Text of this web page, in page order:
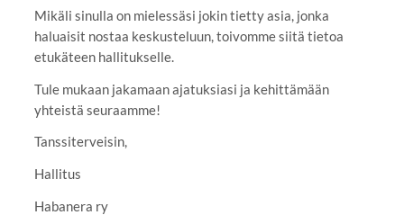
Mikäli sinulla on mielessäsi jokin tietty asia, jonka
haluaisit nostaa keskusteluun, toivomme siitä tietoa
etukäteen hallitukselle.
Tule mukaan jakamaan ajatuksiasi ja kehittämään
yhteistä seuraamme!
Tanssiterveisin,
Hallitus
Habanera ry